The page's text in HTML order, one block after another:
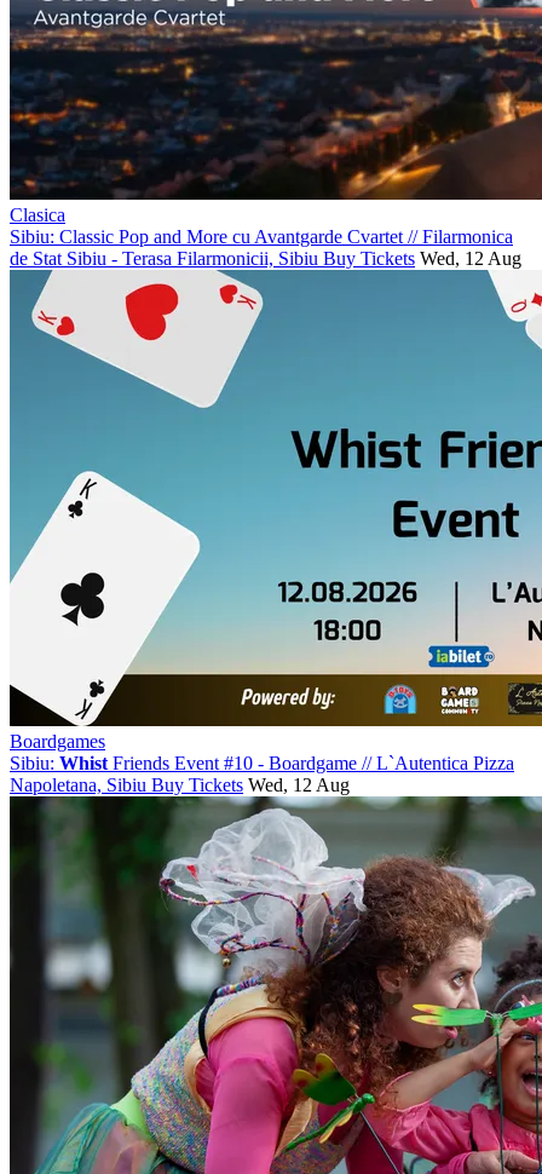
Clasica
Sibiu: Classic Pop and More cu Avantgarde Cvartet //Filarmonica
de Stat Sibiu - Terasa Filarmonicii, Sibiu Buy Tickets Wed, 12 Aug
Boardgames
Sibiu: Whist Friends Event #10 - Boardgame //L`Autentica Pizza
Napoletana, Sibiu Buy Tickets Wed, 12 Aug